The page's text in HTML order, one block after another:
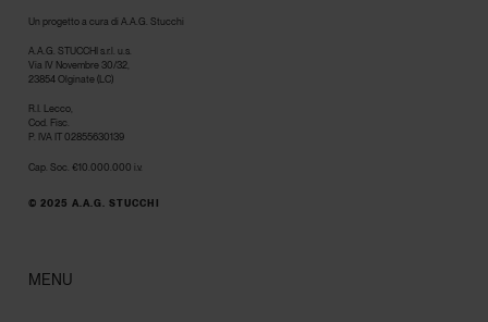
Un progetto a cura di A.A.G. Stucchi
A.A.G. STUCCHI s.r.l. u.s.
Via IV Novembre 30/32,
23854 Olginate (LC)
R.I. Lecco,
Cod. Fisc.
P. IVA IT 02855630139
Cap. Soc. €10.000.000 i.v.
© 2025 A.A.G. STUCCHI
MENU